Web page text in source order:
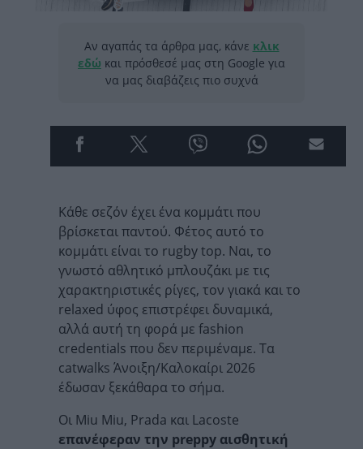
Αν αγαπάς τα άρθρα μας, κάνε κλικ
εδώ και πρόσθεσέ μας στη Google για
να μας διαβάζεις πιο συχνά
Κάθε σεζόν έχει ένα κομμάτι που
βρίσκεται παντού. Φέτος αυτό το
κομμάτι είναι το rugby top. Ναι, το
γνωστό αθλητικό μπλουζάκι με τις
χαρακτηριστικές ρίγες, τον γιακά και το
relaxed ύφος επιστρέφει δυναμικά,
αλλά αυτή τη φορά με fashion
credentials που δεν περιμέναμε. Τα
catwalks Άνοιξη/Καλοκαίρι 2026
έδωσαν ξεκάθαρα το σήμα.
Οι Miu Miu, Prada και Lacoste
επανέφεραν την preppy αισθητική